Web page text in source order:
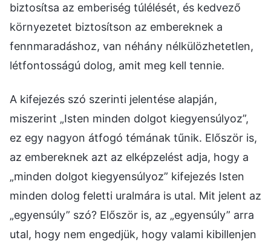
biztosítsa az emberiség túlélését, és kedvező
környezetet biztosítson az embereknek a
fennmaradáshoz, van néhány nélkülözhetetlen,
létfontosságú dolog, amit meg kell tennie.
A kifejezés szó szerinti jelentése alapján,
miszerint „Isten minden dolgot kiegyensúlyoz”,
ez egy nagyon átfogó témának tűnik. Először is,
az embereknek azt az elképzelést adja, hogy a
„minden dolgot kiegyensúlyoz” kifejezés Isten
minden dolog feletti uralmára is utal. Mit jelent az
„egyensúly” szó? Először is, az „egyensúly” arra
utal, hogy nem engedjük, hogy valami kibillenjen